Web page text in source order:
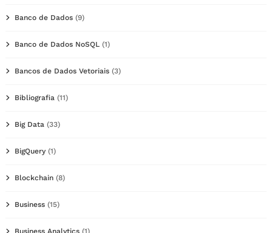
Banco de Dados (9)
Banco de Dados NoSQL (1)
Bancos de Dados Vetoriais (3)
Bibliografia (11)
Big Data (33)
BigQuery (1)
Blockchain (8)
Business (15)